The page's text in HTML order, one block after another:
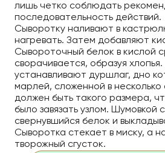
лишь четко соблюдать
последовательность действий.
Сыворотку наливают в
нагревать. Затем добавляют
Сывороточный белок в кислой
сворачивается, образуя
устанавливают дуршлаг, дно
марлей, сложенной в несколько
должен быть такого размера,
было завязать узлом. Шумовкой
свернувшийся белок и
Сыворотка стекает в миску, а
творожный сгусток.